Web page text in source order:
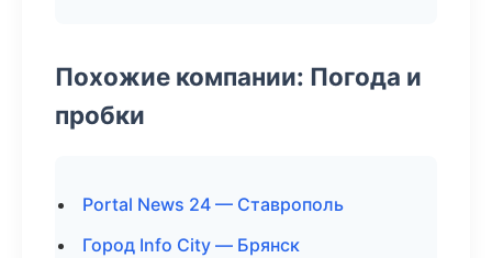
Похожие компании: Погода и
пробки
Portal News 24 — Ставрополь
Город Info City — Брянск